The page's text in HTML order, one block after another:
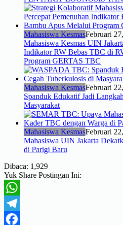
Mahasiswa KesmasFebruari
Mahasiswa Kesmas UIN
Indikator RW Bebas TBC di
Program GERTAS TBC
Mahasiswa KesmasFebruari
Spanduk Edukatif Jadi
Masyarakat
Mahasiswa KesmasFebruari
Mahasiswa UIN Jakarta
di Parigi Baru
Dibaca: 1,929
Yuk Share Postingan Ini:
WhatsApp
Telegram